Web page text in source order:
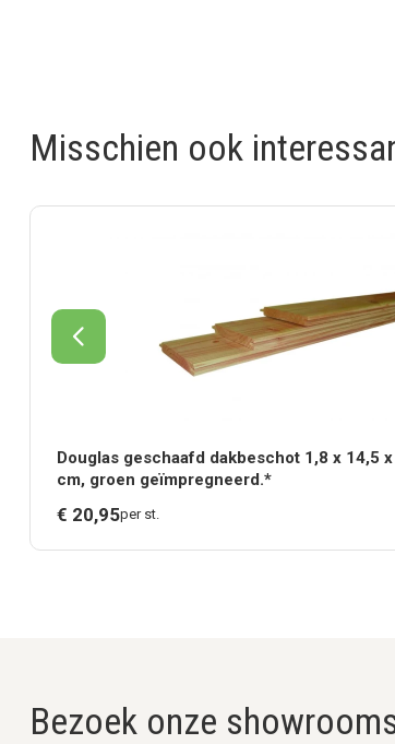
Misschien ook
Douglas geschaafd dakbeschot 1,8 x 14,5
cm, groen geïmpregneerd.*
€ 20,95per st.
Bezoek onze